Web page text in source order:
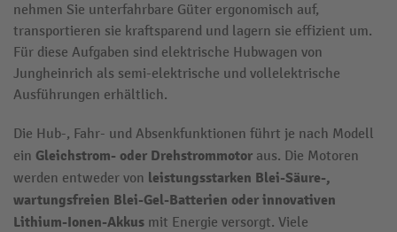
nehmen Sie unterfahrbare Güter ergonomisch auf,
transportieren sie kraftsparend und lagern sie effizient um.
Für diese Aufgaben sind elektrische Hubwagen von
Jungheinrich als semi-elektrische und vollelektrische
Ausführungen erhältlich.
Die Hub-, Fahr- und Absenkfunktionen führt je nach Modell
ein Gleichstrom- oder Drehstrommotor aus. Die Motoren
werden entweder von leistungsstarken Blei-Säure-,
wartungsfreien Blei-Gel-Batterien oder innovativen
Lithium-Ionen-Akkus mit Energie versorgt. Viele